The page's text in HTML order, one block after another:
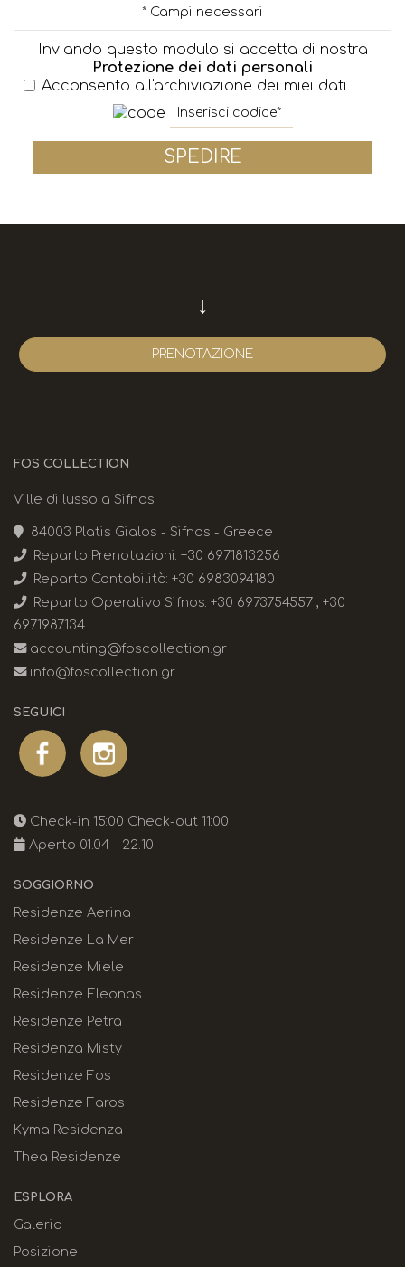
* Campi necessari
Inviando questo modulo si accetta di nostra
Protezione dei dati personali
Acconsento all'archiviazione dei miei dati
SPEDIRE
↓
PRENOTAZIONE
FOS COLLECTION
Ville di lusso a Sifnos
84003 Platis Gialos - Sifnos - Greece
Reparto Prenotazioni: +30 6971813256
Reparto Contabilità: +30 6983094180
Reparto Operativo Sifnos: +30 6973754557 , +30
6971987134
accounting@foscollection.gr
info@foscollection.gr
SEGUICI
Check-in 15:00 Check-out 11:00
Aperto 01.04 - 22.10
SOGGIORNO
Residenze Aerina
Residenze La Mer
Residenze Miele
Residenze Eleonas
Residenze Petra
Residenza Misty
Residenze Fos
Residenze Faros
Kyma Residenza
Thea Residenze
ESPLORA
Galeria
Posizione